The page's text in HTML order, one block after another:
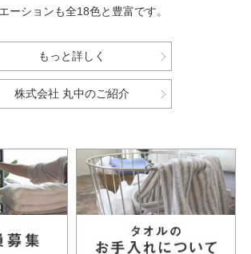
ーションも全18色と豊富です。
もっと詳しく
株式会社 丸中のご紹介